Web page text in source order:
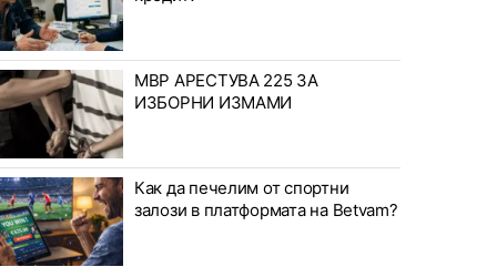
МВР АРЕСТУВА 225 ЗА
ИЗБОРНИ ИЗМАМИ
Как да печелим от спортни
залози в платформата на Betvam?